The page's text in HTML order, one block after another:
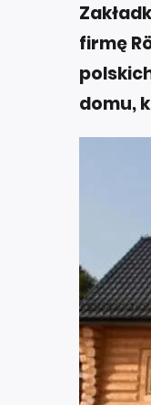
firmę
domu,